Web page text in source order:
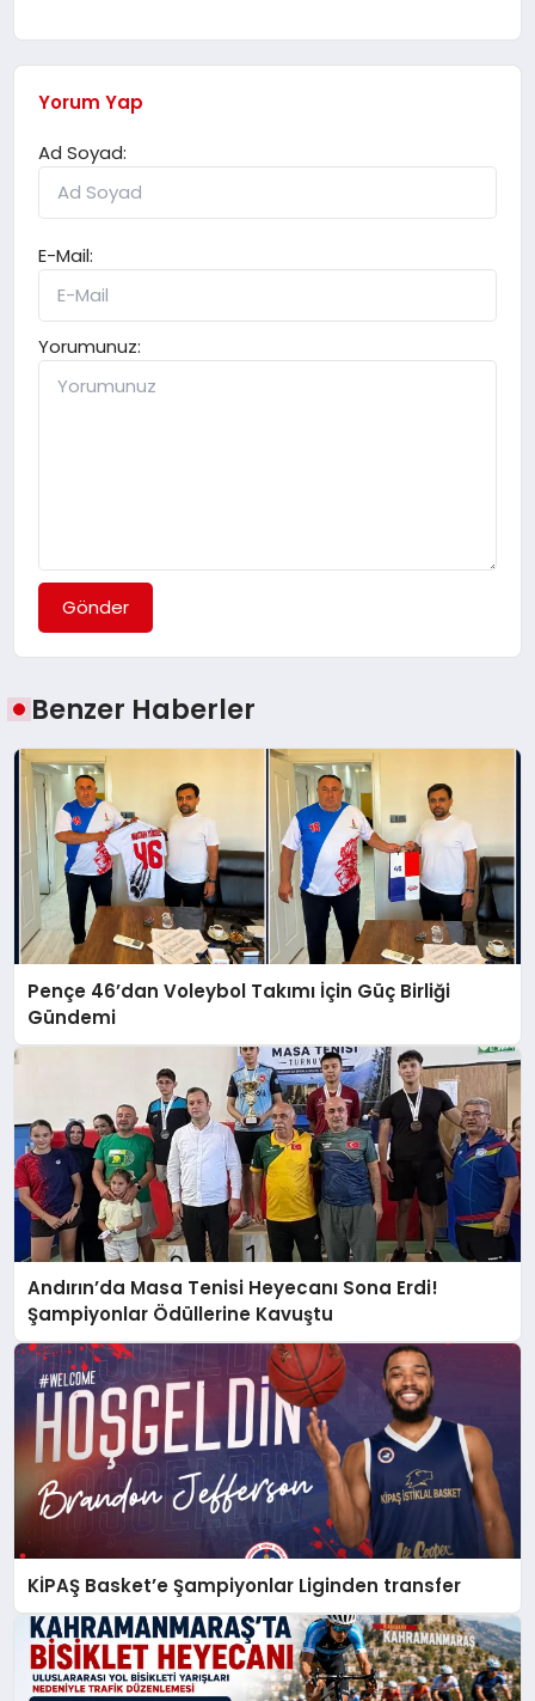
Yorum Yap
Ad Soyad:
E-Mail:
Yorumunuz:
Gönder
Benzer Haberler
Pençe 46’dan Voleybol Takımı İçin Güç Birliği
Gündemi
Andırın’da Masa Tenisi Heyecanı Sona Erdi!
Şampiyonlar Ödüllerine Kavuştu
KİPAŞ Basket’e Şampiyonlar Liginden transfer